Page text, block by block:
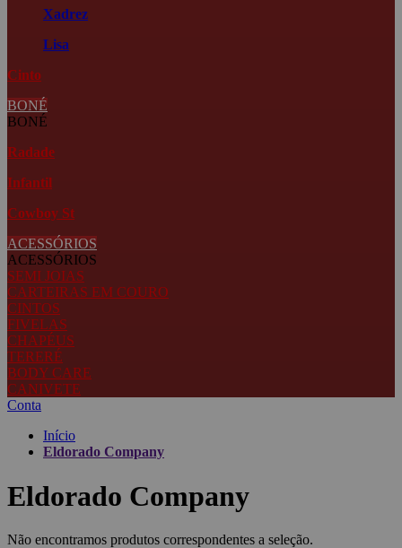
Xadrez
Lisa
Cinto
BONÉ
BONÉ
Radade
Infantil
Cowboy St
ACESSÓRIOS
ACESSÓRIOS
SEMI JOIAS
CARTEIRAS EM COURO
CINTOS
FIVELAS
CHAPÉUS
TERERÉ
BODY CARE
CANIVETE
Conta
Início
Eldorado Company
Eldorado Company
Não encontramos produtos correspondentes a seleção.